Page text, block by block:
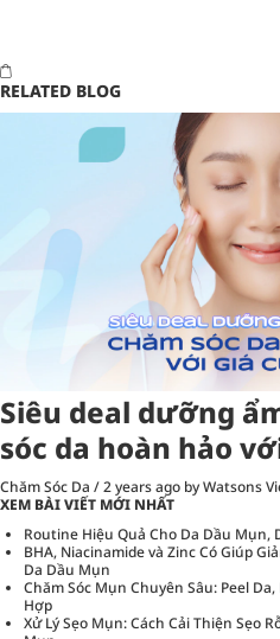
RELATED BLOG
Siêu deal dưỡng
sóc da hoàn hảo
Chăm Sóc Da /2 years ago by Watsons
XEM BÀI VIẾT MỚI NHẤT
Routine Hiệu Quả Cho Da Dầu Mụn,
BHA, Niacinamide và Zinc Có Giúp
Da Dầu Mụn
Chăm Sóc Mụn Chuyên Sâu: Peel
Hợp
Xử Lý Sẹo Mụn: Cách Cải Thiện Sẹo